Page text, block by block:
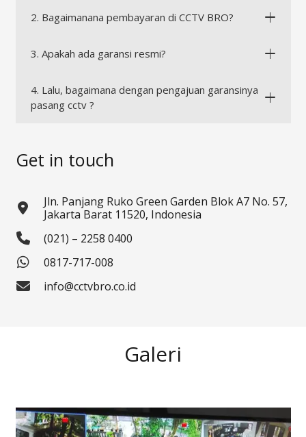
2. Bagaimanana pembayaran di CCTV BRO?
3. Apakah ada garansi resmi?
4. Lalu, bagaimana dengan pengajuan garansinya
pasang cctv ?
Get in touch
Jln. Panjang Ruko Green Garden Blok A7 No. 57,
Jakarta Barat 11520, Indonesia
(021) – 2258 0400
0817-717-008
info@cctvbro.co.id
Galeri